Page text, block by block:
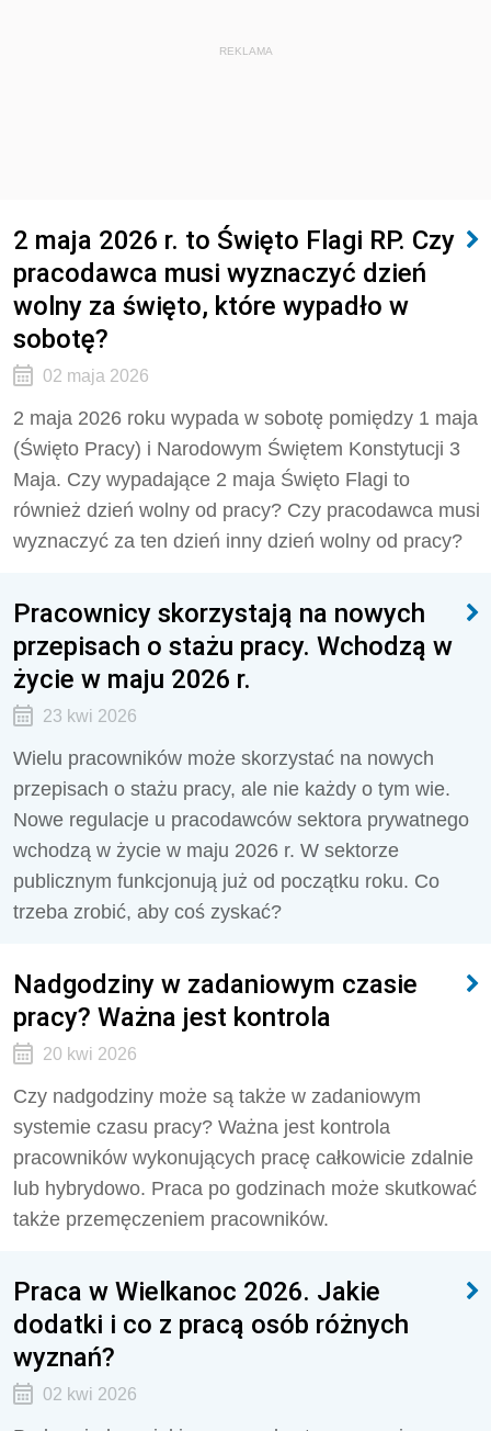
REKLAMA
2 maja 2026 r. to Święto Flagi RP. Czy
pracodawca musi wyznaczyć dzień
wolny za święto, które wypadło w
sobotę?
02 maja 2026
2 maja 2026 roku wypada w sobotę pomiędzy 1 maja
(Święto Pracy) i Narodowym Świętem Konstytucji 3
Maja. Czy wypadające 2 maja Święto Flagi to
również dzień wolny od pracy? Czy pracodawca musi
wyznaczyć za ten dzień inny dzień wolny od pracy?
Pracownicy skorzystają na nowych
przepisach o stażu pracy. Wchodzą w
życie w maju 2026 r.
23 kwi 2026
Wielu pracowników może skorzystać na nowych
przepisach o stażu pracy, ale nie każdy o tym wie.
Nowe regulacje u pracodawców sektora prywatnego
wchodzą w życie w maju 2026 r. W sektorze
publicznym funkcjonują już od początku roku. Co
trzeba zrobić, aby coś zyskać?
Nadgodziny w zadaniowym czasie
pracy? Ważna jest kontrola
20 kwi 2026
Czy nadgodziny może są także w zadaniowym
systemie czasu pracy? Ważna jest kontrola
pracowników wykonujących pracę całkowicie zdalnie
lub hybrydowo. Praca po godzinach może skutkować
także przemęczeniem pracowników.
Praca w Wielkanoc 2026. Jakie
dodatki i co z pracą osób różnych
wyznań?
02 kwi 2026